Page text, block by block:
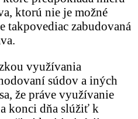
ktorú nie je možné
takpovediac zabudovaná
využívania
súdov a iných
že práve využívanie
konci dňa slúžiť k